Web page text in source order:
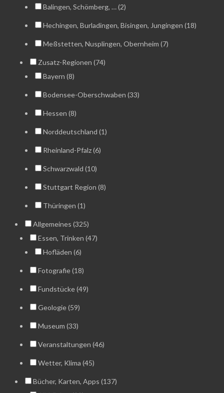
Balingen, Schömberg, … (2)
Hechingen, Burladingen, Bisingen, Jungingen (18)
Meßstetten, Nusplingen, Obernheim (7)
Zusatz-Regionen (74)
Bayern (8)
Bodensee-Oberschwaben (33)
Hessen (8)
Norddeutschland (1)
Rheinland-Pfalz (6)
Schwarzwald (10)
Stuttgart Region (8)
Thüringen (1)
Allgemeines (325)
Essen, Trinken (47)
Hofläden (6)
Fotografie (18)
Fundstücke (49)
Geologie (59)
Museum (33)
Veranstaltungen (46)
Wetter, Klima (45)
Bücher, Karten, Apps (137)